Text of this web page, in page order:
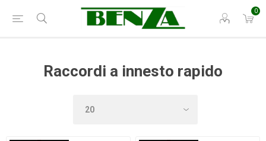
0
Raccordi a innesto rapido